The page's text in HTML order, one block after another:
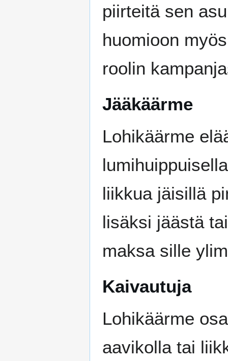
piirteitä sen
huomioon
roolin
Jääkäärme
Lohikäärme
liikkua jäisillä
lisäksi jäästä
maksa sille
Kaivautuja
Lohikäärme
aavikolla tai